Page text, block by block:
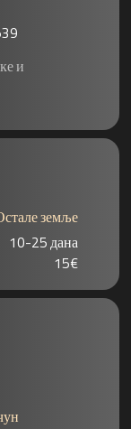
и
земље
10-25 дана
15€